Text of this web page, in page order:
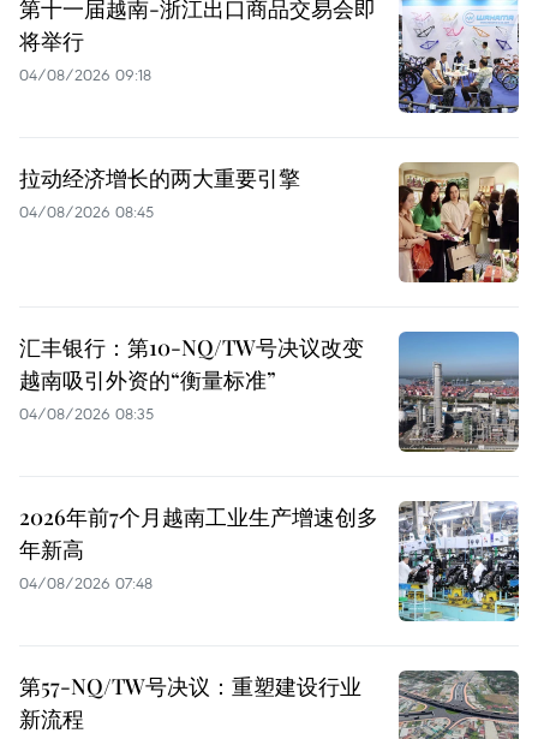
第十一届越南-浙江出口商品交易会即
将举行
04/08/2026 09:18
拉动经济增长的两大重要引擎
04/08/2026 08:45
汇丰银行：第10-NQ/TW号决议改变
越南吸引外资的“衡量标准”
04/08/2026 08:35
2026年前7个月越南工业生产增速创多
年新高
04/08/2026 07:48
第57-NQ/TW号决议：重塑建设行业
新流程